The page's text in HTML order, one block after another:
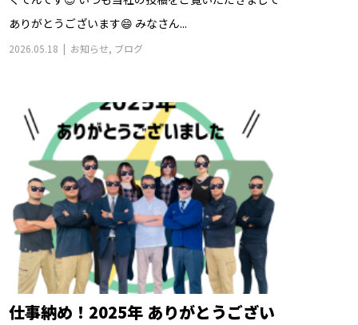
ありがとうございます😄 みなさん...
2026.05.18 お知らせ, ブログ
仕事納め！2025年 ありがとうござい